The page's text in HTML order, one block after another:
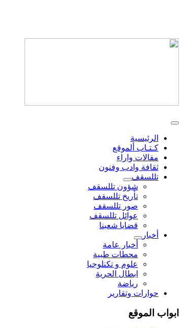
الرئيسية
كـتـاب ألموقع
مقالات واراء
ثقافة وادب وفنون
تللسقف
شؤون تللسقف
تأريخ تللسقف
صور تللسقف
عوائل تللسقف
قضايا شعبنا
أخبار
أخبار عامة
محطات طبية
علوم و تکنلوجیا
ابطال الحرية
رياضة
حوارات وتقارير
ابواب الموقع